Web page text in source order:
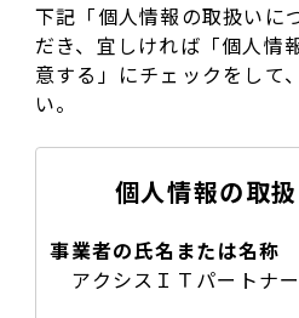
下記「個人情報の取扱いに
だき、宜しければ「個人情
意する」にチェックをして
い。
個人情報の取
事業者の氏名または名称
アクシスＩＴパートナ